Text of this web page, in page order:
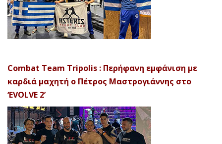
Combat Team Tripolis : Περήφανη εμφάνιση με
καρδιά μαχητή ο Πέτρος Μαστρογιάννης στο
‘EVOLVE 2’